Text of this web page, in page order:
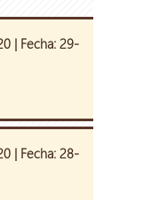
| Fecha: 29-
| Fecha: 28-